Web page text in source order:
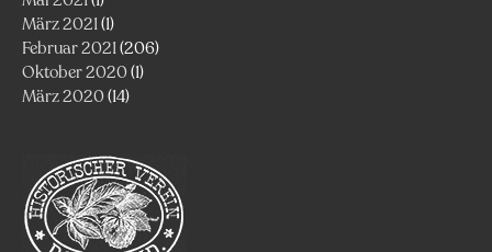
März 2021(1)
Februar 2021(206)
Oktober 2020(1)
März 2020(14)